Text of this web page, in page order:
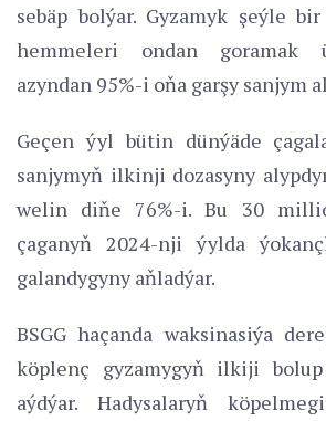
sebäp bolýar. Gyzamyk şeýle
hemmeleri ondan goramak
azyndan 95%-i oňa garşy sanjym
Geçen ýyl bütin dünýäde
sanjymyň ilkinji dozasyny
welin diňe 76%-i. Bu 30
çaganyň 2024-nji ýylda
galandygyny aňladýar.
BSGG haçanda waksinasiýa
köplenç gyzamygyň ilkiji bolup
aýdýar. Hadysalaryň